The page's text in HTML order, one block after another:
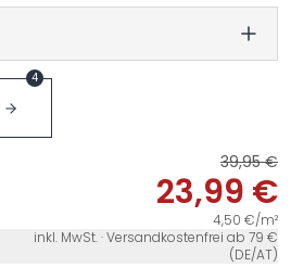
4
39,95 €
23,99 €
4,50 €/m²
inkl. MwSt. · Versandkostenfrei ab 79 €
(DE/AT)